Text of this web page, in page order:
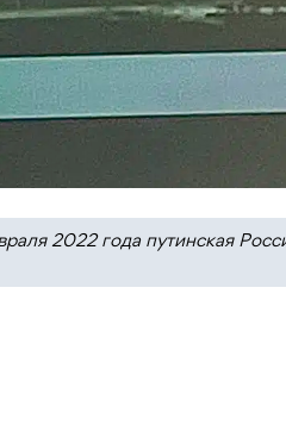
2022 года путинская